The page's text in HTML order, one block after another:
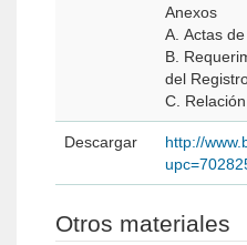
Anexos
A. Actas
B.
del
C.
Descargar
http://
Otros materiales